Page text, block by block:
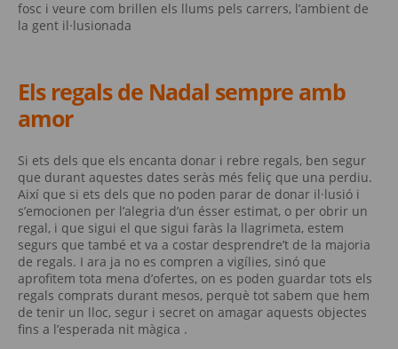
fosc i veure com brillen els llums pels carrers, l’ambient de
la gent il·lusionada
Els regals de Nadal sempre amb
amor
Si ets dels que els encanta donar i rebre regals, ben segur
que durant aquestes dates seràs més feliç que una perdiu.
Així que si ets dels que no poden parar de donar il·lusió i
s’emocionen per l’alegria d’un ésser estimat, o per obrir un
regal, i que sigui el que sigui faràs la llagrimeta, estem
segurs que també et va a costar desprendre’t de la majoria
de regals. I ara ja no es compren a vigílies, sinó que
aprofitem tota mena d’ofertes, on es poden guardar tots els
regals comprats durant mesos, perquè tot sabem que hem
de tenir un lloc, segur i secret on amagar aquests objectes
fins a l’esperada nit màgica .